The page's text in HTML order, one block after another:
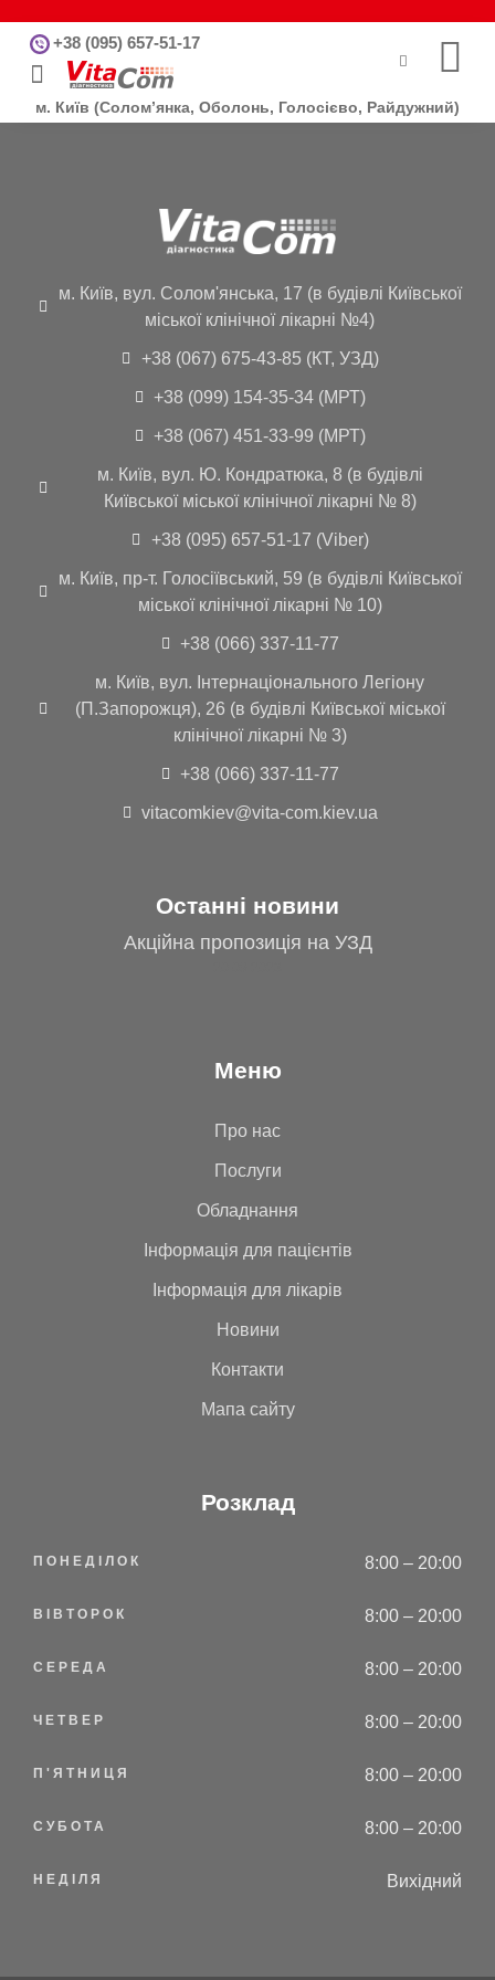
+38 (095) 657-51-17
м. Київ (Солом’янка, Оболонь, Голосієво, Райдужний)
м. Київ, вул. Солом'янська, 17 (в будівлі Київської
міської клінічної лікарні №4)
+38 (067) 675-43-85 (КТ, УЗД)
+38 (099) 154-35-34 (МРТ)
+38 (067) 451-33-99 (МРТ)
м. Київ, вул. Ю. Кондратюка, 8 (в будівлі
Київської міської клінічної лікарні № 8)
+38 (095) 657-51-17 (Viber)
м. Київ, пр-т. Голосіївський, 59 (в будівлі Київської
міської клінічної лікарні № 10)
+38 (066) 337-11-77
м. Київ, вул. Інтернаціонального Легіону
(П.Запорожця), 26 (в будівлі Київської міської
клінічної лікарні № 3)
+38 (066) 337-11-77
vitacomkiev@vita-com.kiev.ua
Останні новини
Акційна пропозиція на УЗД
Меню
Про нас
Послуги
Обладнання
Інформація для пацієнтів
Інформація для лікарів
Новини
Контакти
Мапа сайту
Розклад
ПОНЕДІЛОК 8:00 – 20:00
ВІВТОРОК 8:00 – 20:00
СЕРЕДА 8:00 – 20:00
ЧЕТВЕР 8:00 – 20:00
П'ЯТНИЦЯ 8:00 – 20:00
СУБОТА 8:00 – 20:00
НЕДІЛЯ Вихідний